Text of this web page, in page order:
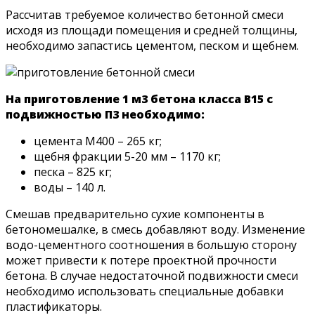
Рассчитав требуемое количество бетонной смеси
исходя из площади помещения и средней толщины,
необходимо запастись цементом, песком и щебнем.
На приготовление 1 м3 бетона класса B15 с
подвижностью П3 необходимо:
цемента М400 – 265 кг;
щебня фракции 5-20 мм – 1170 кг;
песка – 825 кг;
воды – 140 л.
Смешав предварительно сухие компоненты в
бетономешалке, в смесь добавляют воду. Изменение
водо-цементного соотношения в большую сторону
может привести к потере проектной прочности
бетона. В случае недостаточной подвижности смеси
необходимо использовать специальные добавки
пластификаторы.